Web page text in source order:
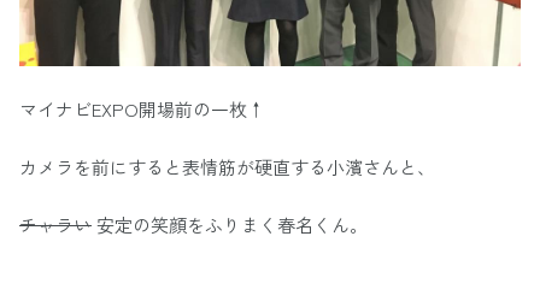
マイナビEXPO開場前の一枚↑
カメラを前にすると表情筋が硬直する小濱さんと、
チャラい安定の笑顔をふりまく春名くん。